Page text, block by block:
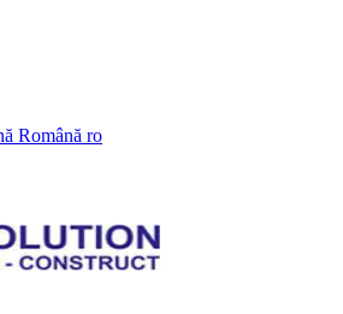
Română ro